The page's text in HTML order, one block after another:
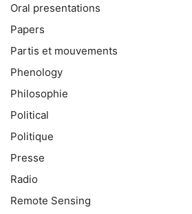
Oral presentations
Papers
Partis et mouvements
Phenology
Philosophie
Political
Politique
Presse
Radio
Remote Sensing